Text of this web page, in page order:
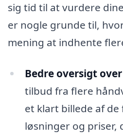
sig tid til at vurdere
er nogle grunde til,
mening at indhente
Bedre oversigt
tilbud fra flere
et klart billede af de
løsninger og priser,